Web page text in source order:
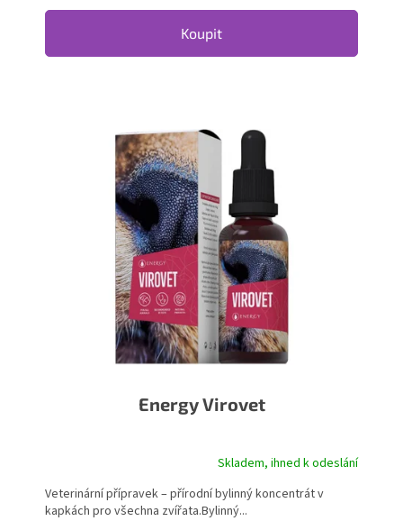
Koupit
Energy Virovet
Průměrné hodnocení produktu je 5,0 z 5 hvězdiček.
Skladem, ihned k odeslání
Veterinární přípravek – přírodní bylinný koncentrát v
kapkách pro všechna zvířata.Bylinný...